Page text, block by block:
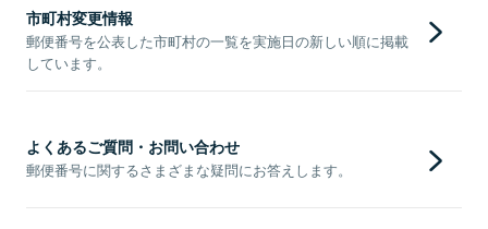
市町村変更情報
郵便番号を公表した市町村の一覧を実施日の新しい順に掲載
しています。
よくあるご質問・お問い合わせ
郵便番号に関するさまざまな疑問にお答えします。